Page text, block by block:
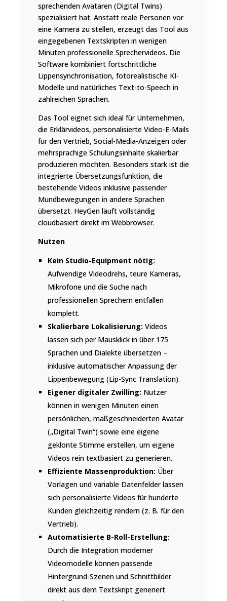
sprechenden Avataren (Digital Twins)
spezialisiert hat. Anstatt reale Personen vor
eine Kamera zu stellen, erzeugt das Tool aus
eingegebenen Textskripten in wenigen
Minuten professionelle Sprechervideos. Die
Software kombiniert fortschrittliche
Lippensynchronisation, fotorealistische KI-
Modelle und natürliches Text-to-Speech in
zahlreichen Sprachen.
Das Tool eignet sich ideal für Unternehmen,
die Erklärvideos, personalisierte Video-E-Mails
für den Vertrieb, Social-Media-Anzeigen oder
mehrsprachige Schulungsinhalte skalierbar
produzieren möchten. Besonders stark ist die
integrierte Übersetzungsfunktion, die
bestehende Videos inklusive passender
Mundbewegungen in andere Sprachen
übersetzt. HeyGen läuft vollständig
cloudbasiert direkt im Webbrowser.
Nutzen
Kein Studio-Equipment nötig:
Aufwendige Videodrehs, teure Kameras,
Mikrofone und die Suche nach
professionellen Sprechern entfallen
komplett.
Skalierbare Lokalisierung: Videos
lassen sich per Mausklick in über 175
Sprachen und Dialekte übersetzen –
inklusive automatischer Anpassung der
Lippenbewegung (Lip-Sync Translation).
Eigener digitaler Zwilling: Nutzer
können in wenigen Minuten einen
persönlichen, maßgeschneiderten Avatar
(„Digital Twin“) sowie eine eigene
geklonte Stimme erstellen, um eigene
Videos rein textbasiert zu generieren.
Effiziente Massenproduktion: Über
Vorlagen und variable Datenfelder lassen
sich personalisierte Videos für hunderte
Kunden gleichzeitig rendern (z. B. für den
Vertrieb).
Automatisierte B-Roll-Erstellung:
Durch die Integration moderner
Videomodelle können passende
Hintergrund-Szenen und Schnittbilder
direkt aus dem Textskript generiert